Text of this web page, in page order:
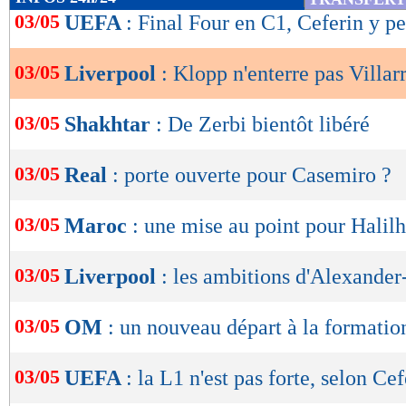
de
OK
03/05 UEFA : Final Four en C1, Ceferin y
03/05 Liverpool : Klopp n'enterre pas
03/05 Shakhtar : De Zerbi bientôt libéré
03/05 Real : porte ouverte pour Casemiro ?
03/05 Maroc : une mise au point pour
03/05 Liverpool : les ambitions
03/05 OM : un nouveau départ à la
03/05 UEFA : la L1 n'est pas forte, selon